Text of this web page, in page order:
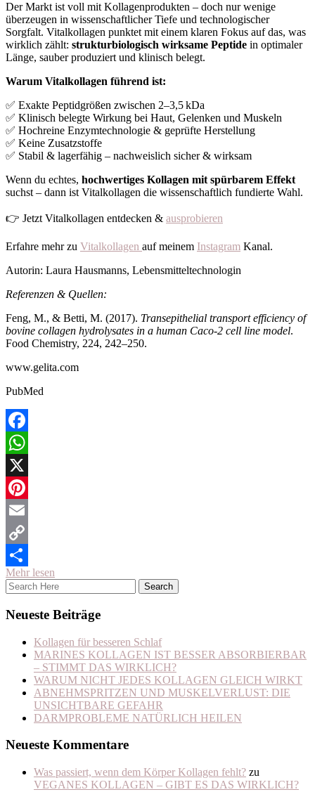
Der Markt ist voll mit Kollagenprodukten – doch nur wenige
überzeugen in wissenschaftlicher Tiefe und technologischer
Sorgfalt. Vitalkollagen punktet mit einem klaren Fokus auf das, was
wirklich zählt: strukturbiologisch wirksame Peptide in optimaler
Länge, sauber produziert und klinisch belegt.
Warum Vitalkollagen führend ist:
✅ Exakte Peptidgrößen zwischen 2–3,5kDa
✅ Klinisch belegte Wirkung bei Haut, Gelenken und Muskeln
✅ Hochreine Enzymtechnologie & geprüfte Herstellung
✅ Keine Zusatzstoffe
✅ Stabil & lagerfähig – nachweislich sicher & wirksam
Wenn du echtes, hochwertiges Kollagen mit spürbarem Effekt
suchst – dann ist Vitalkollagen die wissenschaftlich fundierte Wahl.
👉 Jetzt Vitalkollagen entdecken & ausprobieren
Erfahre mehr zu Vitalkollagen auf meinem Instagram Kanal.
Autorin: Laura Hausmanns, Lebensmitteltechnologin
Referenzen & Quellen:
Feng, M., & Betti, M. (2017). Transepithelial transport efficiency of
bovine collagen hydrolysates in a human Caco-2 cell line model.
Food Chemistry, 224, 242–250.
www.gelita.com
PubMed
Facebook
WhatsApp
X
Pinterest
Email
Copy
Link
Teilen
Mehr lesen
Neueste Beiträge
Kollagen für besseren Schlaf
MARINES KOLLAGEN IST BESSER ABSORBIERBAR
– STIMMT DAS WIRKLICH?
WARUM NICHT JEDES KOLLAGEN GLEICH WIRKT
ABNEHMSPRITZEN UND MUSKELVERLUST: DIE
UNSICHTBARE GEFAHR
DARMPROBLEME NATÜRLICH HEILEN
Neueste Kommentare
Was passiert, wenn dem Körper Kollagen fehlt? zu
VEGANES KOLLAGEN – GIBT ES DAS WIRKLICH?